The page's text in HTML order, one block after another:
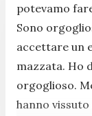
potevamo
Sono
accettare un
mazzata. Ho
orgoglioso.
hanno